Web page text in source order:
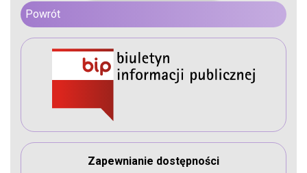
Powrót
Zapewnianie dostępności